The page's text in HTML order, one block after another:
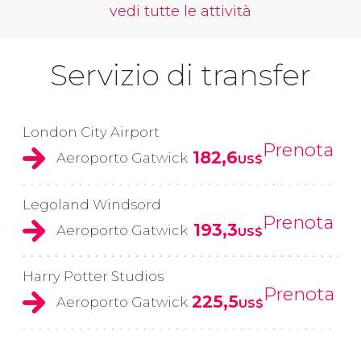
vedi tutte le attività
Servizio di transfer
London City Airport
Aeroporto Gatwick 182,6US$Prenota
Legoland Windsord
Aeroporto Gatwick 193,3US$Prenota
Harry Potter Studios
Aeroporto Gatwick 225,5US$Prenota